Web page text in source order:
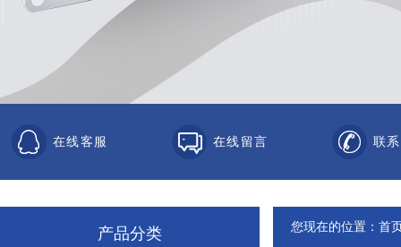
在线客服 在线留言 联
产品分类 您现在的位置： 首